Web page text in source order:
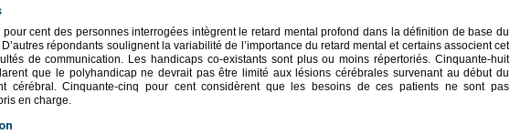
pour cent des personnes interrogées intègrent le retard mental profond dans la définition de base du
répondants soulignent la variabilité de l’importance du retard mental et certains associent cet
de communication. Les handicaps co-existants sont plus ou moins répertoriés. Cinquante-huit
que le polyhandicap ne devrait pas être limité aux lésions cérébrales survenant au début du
cérébral. Cinquante-cinq pour cent considèrent que les besoins de ces patients ne sont pas
en charge.